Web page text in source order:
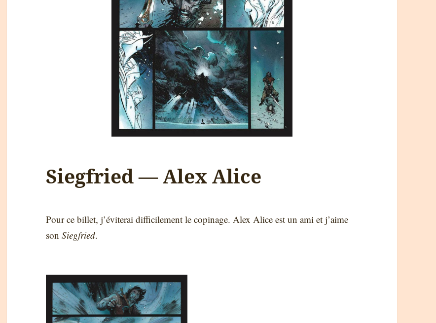
Siegfried — Alex Alice
Pour ce billet, j’éviterai difficilement le copinage. Alex Alice est un ami et j’aime
sonSiegfried.